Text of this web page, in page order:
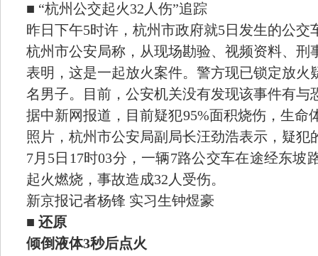
■ “杭州公交起火32人伤”追踪
昨日下午5时许，杭州市政府就5日发生的公
杭州市公安局称，从现场勘验、视频资料、刑
表明，这是一起放火案件。警方现已锁定放火
名男子。目前，公安机关没有发现该事件有与
据中新网报道，目前疑犯95%面积烧伤，生命
照片，杭州市公安局副局长汪劲浩表示，疑犯
7月5日17时03分，一辆7路公交车在途经东坡
起火燃烧，事故造成32人受伤。
新京报记者杨锋 实习生钟煜豪
■ 还原
倾倒液体3秒后点火